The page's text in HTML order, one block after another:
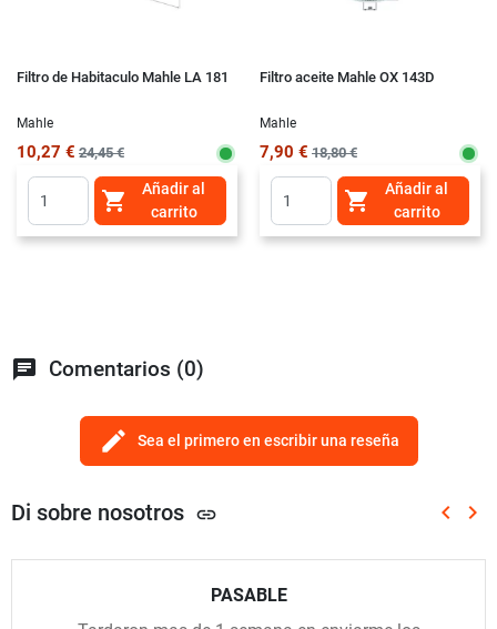
Filtro de Habitaculo Mahle LA 181
Mahle
10,27 € 24,45 €

Añadir al
carrito
Filtro aceite Mahle OX 143D
Mahle
7,90 € 18,80 €

Añadir al
carrito
chat Comentarios (0)
edit Sea el primero en escribir una reseña
Di sobre nosotros link keyboard_arrow_left keyboard_arrow_right
PASABLE